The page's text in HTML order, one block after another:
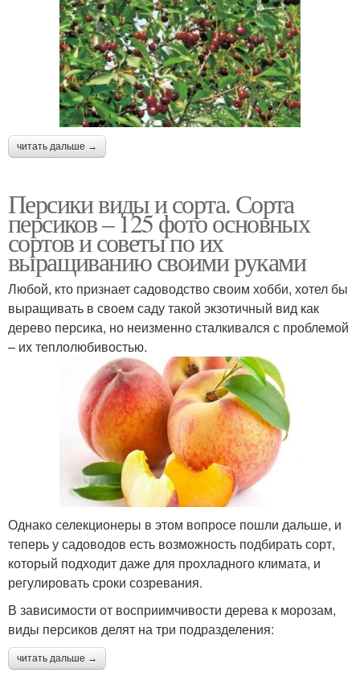
читать дальше →
Персики виды и сорта. Сорта
персиков – 125 фото основных
сортов и советы по их
выращиванию своими руками
Любой, кто признает садоводство своим хобби, хотел бы
выращивать в своем саду такой экзотичный вид как
дерево персика, но неизменно сталкивался с проблемой
– их теплолюбивостью.
Однако селекционеры в этом вопросе пошли дальше, и
теперь у садоводов есть возможность подбирать сорт,
который подходит даже для прохладного климата, и
регулировать сроки созревания.
В зависимости от восприимчивости дерева к морозам,
виды персиков делят на три подразделения:
читать дальше →